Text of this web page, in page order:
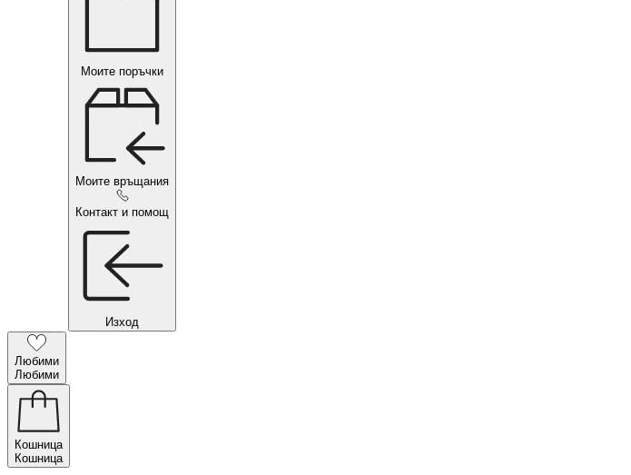
Моите поръчки
Моите връщания
Контакт и помощ
Изход
Любими
Любими
Кошница
Кошница